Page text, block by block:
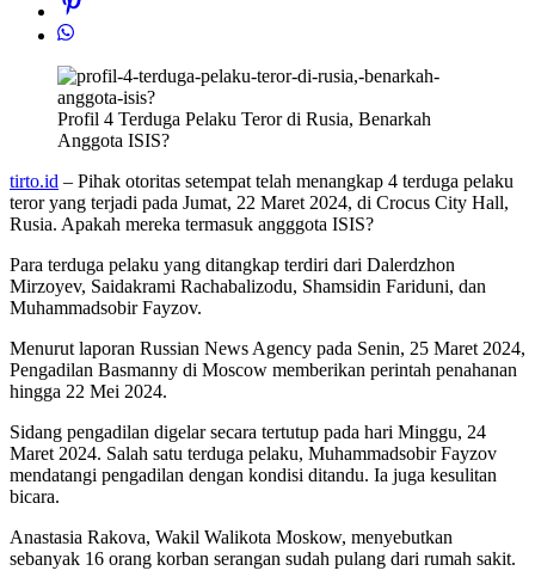
Profil 4 Terduga Pelaku Teror di Rusia, Benarkah
Anggota ISIS?
tirto.id – Pihak otoritas setempat telah menangkap 4 terduga pelaku
teror yang terjadi pada Jumat, 22 Maret 2024, di Crocus City Hall,
Rusia. Apakah mereka termasuk angggota ISIS?
Para terduga pelaku yang ditangkap terdiri dari Dalerdzhon
Mirzoyev, Saidakrami Rachabalizodu, Shamsidin Fariduni, dan
Muhammadsobir Fayzov.
Menurut laporan Russian News Agency pada Senin, 25 Maret 2024,
Pengadilan Basmanny di Moscow memberikan perintah penahanan
hingga 22 Mei 2024.
Sidang pengadilan digelar secara tertutup pada hari Minggu, 24
Maret 2024. Salah satu terduga pelaku, Muhammadsobir Fayzov
mendatangi pengadilan dengan kondisi ditandu. Ia juga kesulitan
bicara.
Anastasia Rakova, Wakil Walikota Moskow, menyebutkan
sebanyak 16 orang korban serangan sudah pulang dari rumah sakit.